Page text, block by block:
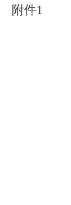
附件1